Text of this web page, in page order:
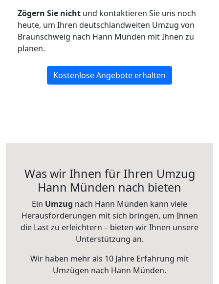
Zögern Sie nicht und kontaktieren Sie uns noch
heute, um Ihren deutschlandweiten Umzug von
Braunschweig nach Hann Münden mit Ihnen zu
planen.
Kostenlose Angebote erhalten
Was wir Ihnen für Ihren Umzug
Hann Münden nach bieten
Ein Umzug nach Hann Münden kann viele
Herausforderungen mit sich bringen, um Ihnen
die Last zu erleichtern – bieten wir Ihnen unsere
Unterstützung an.
Wir haben mehr als 10 Jahre Erfahrung mit
Umzügen nach Hann Münden.